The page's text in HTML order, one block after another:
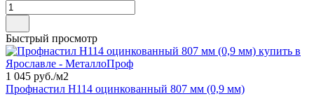
Быстрый просмотр
1 045 руб./м2
Профнастил Н114 оцинкованный 807 мм (0,9 мм)